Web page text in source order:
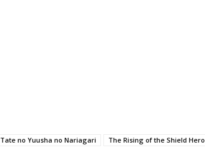
Tate no Yuusha no Nariagari The Rising of the Shield Hero